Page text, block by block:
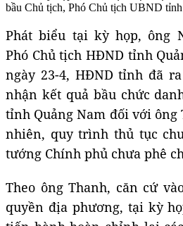
bầu Chủ tịch, Phó Chủ tịch UBND
Phát biểu tại kỳ họp, ông
Phó Chủ tịch HĐND tỉnh
ngày 23-4, HĐND tỉnh đã
nhận kết quả bầu chức
tỉnh Quảng Nam đối với ông
nhiên, quy trình thủ tục
tướng Chính phủ chưa phê
Theo ông Thanh, căn cứ
quyền địa phương, tại kỳ